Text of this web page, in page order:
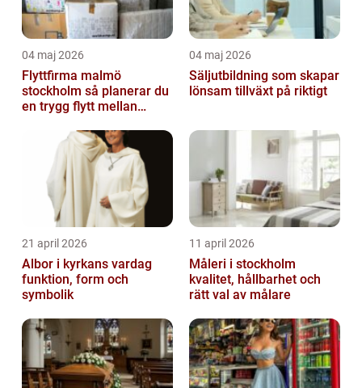
04 maj 2026
Flyttfirma malmö
stockholm så planerar du
en trygg flytt mellan
04 maj 2026
Säljutbildning som skapar
lönsam tillväxt på riktigt
21 april 2026
Albor i kyrkans vardag
funktion, form och
symbolik
11 april 2026
Måleri i stockholm
kvalitet, hållbarhet och
rätt val av målare